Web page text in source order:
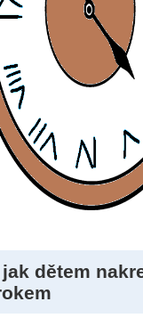
jak dětem